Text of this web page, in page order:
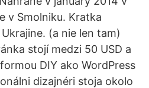
v Smolniku. Kratka
(a nie len tam)
stojí medzi 50 USD a
DIY ako WordPress
dizajnéri stoja okolo